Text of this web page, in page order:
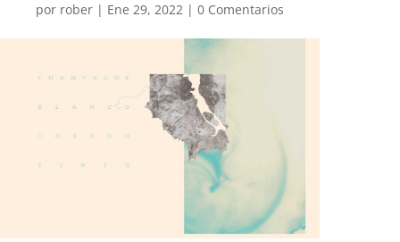
por rober | Ene 29, 2022 |0 Comentarios